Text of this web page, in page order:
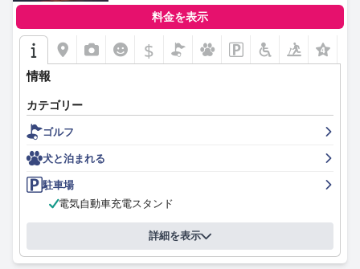
料金を表示
$
情報
カテゴリー
ゴルフ
犬と泊まれる
駐車場
電気自動車充電スタンド
詳細を表示